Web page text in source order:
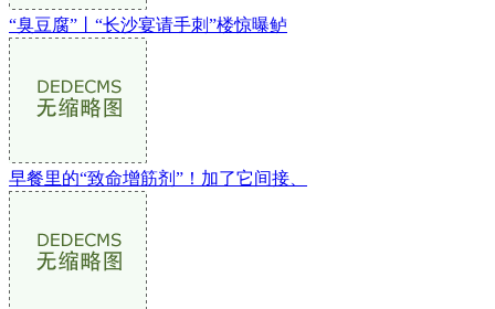
“臭豆腐”丨“长沙宴请手刺”楼惊曝鲈
早餐里的“致命增筋剂”！加了它间接、